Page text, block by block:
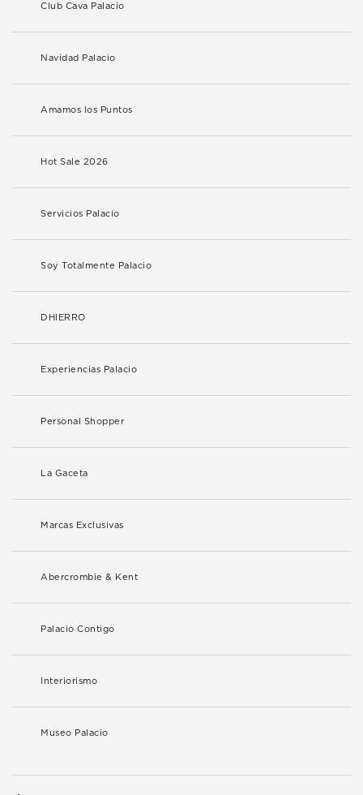
Club Cava Palacio
Navidad Palacio
Amamos los Puntos
Hot Sale 2026
Servicios Palacio
Soy Totalmente Palacio
DHIERRO
Experiencias Palacio
Personal Shopper
La Gaceta
Marcas Exclusivas
Abercrombie & Kent
Palacio Contigo
Interiorismo
Museo Palacio